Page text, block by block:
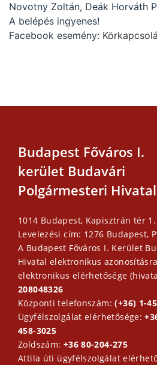
Novotny Zoltán, Deák Horváth
A belépés ingyenes!
Facebook esemény:
Budapest Főváros I.
kerület Budavári
Polgármesteri Hivatal
1014 Budapest, Kapisztrán tér 1.
Levelezési cím: 1276 Budapest,
A Budapest Főváros I. Kerület
Hivatal elektronikus
elektronikus elérhetősége
208048326
Központi telefonszám:(+36) 1-
Ügyfélszolgálat elérhetősége:
458-3025
Zöldszám: +36 80-204-275
Attila úti ügyfélszolgálat